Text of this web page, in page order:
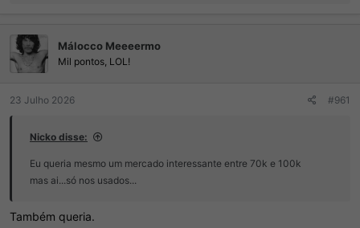
õ
e
s
Málocco Meeeermo
Mil pontos, LOL!
23 Julho 2026 #961
Nicko disse:
Eu queria mesmo um mercado interessante entre 70k e 100k
mas ai...só nos usados...
Também queria.